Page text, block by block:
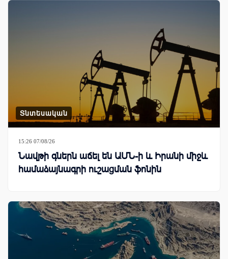
Տնտեսական
15:26 07/08/26
Նավթի գներն աճել են ԱՄՆ-ի և Իրանի միջև
համաձայնագրի ուշացման ֆոնին